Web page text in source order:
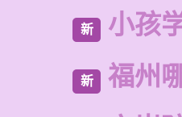
新 小孩
新 福州